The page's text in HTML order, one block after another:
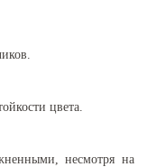
цвета.
несмотря на